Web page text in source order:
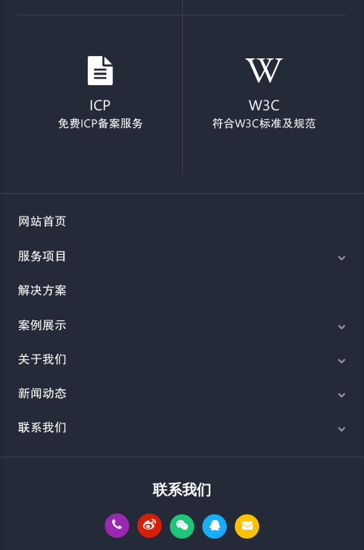
ICP
免费ICP备案服务
W3C
符合W3C标准及规范
网站首页
服务项目
解决方案
案例展示
关于我们
新闻动态
联系我们
联系我们